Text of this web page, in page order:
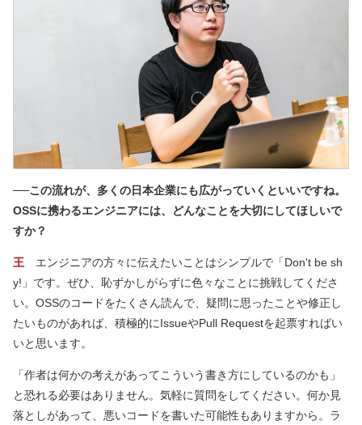
──この流れが、多くの日本企業にも広がっていくといいですね。
OSSに携わるエンジニアには、どんなことを大切にしてほしいで
すか？
王 エンジニアの方々に伝えたいことはシンプルで「Don't be sh
y!」です。ぜひ、恥ずかしがらずに色々なことに挑戦してくださ
い。OSSのコードをたくさん読んで、疑問に思ったことや修正し
たいものがあれば、積極的にIssueやPull Requestを起票すればい
いと思います。
「作者は何かの考えがあってこういう書き方にしているのかも」
と恐れる必要はありません。気軽に質問をしてください。何か見
落としがあって、悪いコードを書いた可能性もありますから。ラ